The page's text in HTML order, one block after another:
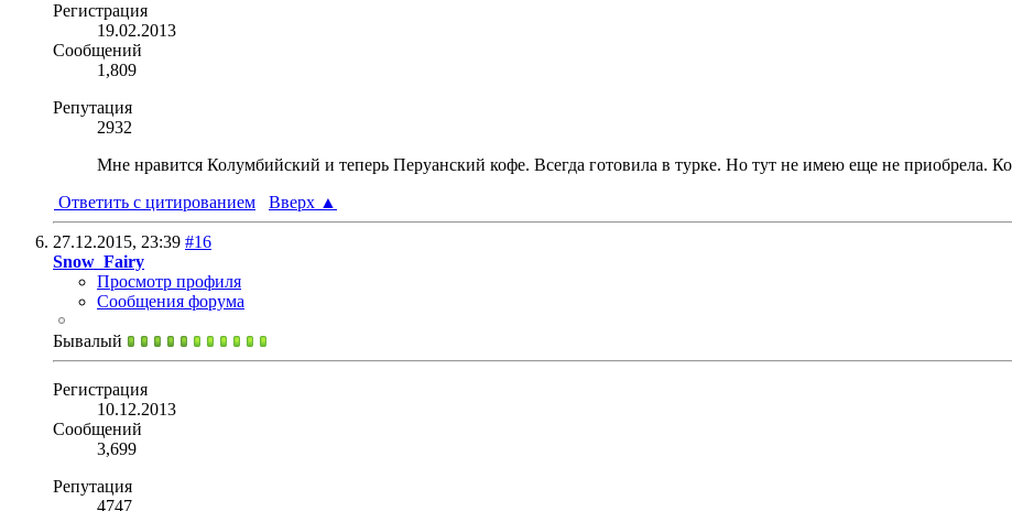
Регистрация
19.02.2013
Сообщений
1,809
Репутация
2932
Мне нравится Колумбийский и теперь Перуанский кофе. Всегда готовила в турке. Но тут не имею еще не приобрела.
Ответить с цитированием
Вверх ▲
27.12.2015, 23:39 #16
Snow_Fairy
Просмотр профиля
Сообщения форума
Бывалый
Регистрация
10.12.2013
Сообщений
3,699
Репутация
4747